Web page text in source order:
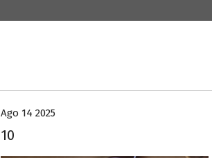
Ago 14 2025
10